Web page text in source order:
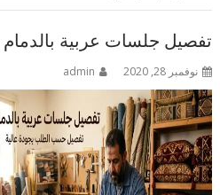
تفصيل جلسات عربية بالدمام
نوفمبر 28, 2020 admin